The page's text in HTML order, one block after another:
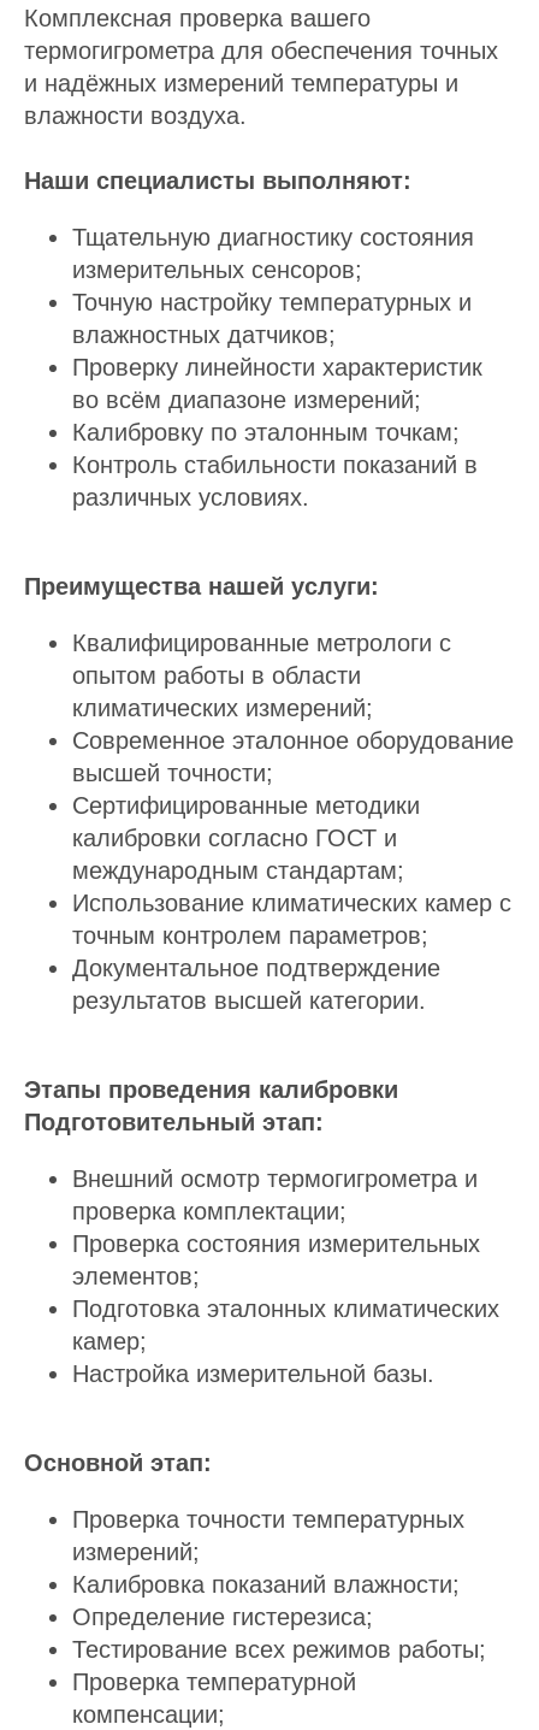
Комплексная проверка вашего
термогигрометра для обеспечения точных
и надёжных измерений температуры и
влажности воздуха.
Наши специалисты выполняют:
Тщательную диагностику состояния
измерительных сенсоров;
Точную настройку температурных и
влажностных датчиков;
Проверку линейности характеристик
во всём диапазоне измерений;
Калибровку по эталонным точкам;
Контроль стабильности показаний в
различных условиях.
Преимущества нашей услуги:
Квалифицированные метрологи с
опытом работы в области
климатических измерений;
Современное эталонное оборудование
высшей точности;
Сертифицированные методики
калибровки согласно ГОСТ и
международным стандартам;
Использование климатических камер с
точным контролем параметров;
Документальное подтверждение
результатов высшей категории.
Этапы проведения калибровки
Подготовительный этап:
Внешний осмотр термогигрометра и
проверка комплектации;
Проверка состояния измерительных
элементов;
Подготовка эталонных климатических
камер;
Настройка измерительной базы.
Основной этап:
Проверка точности температурных
измерений;
Калибровка показаний влажности;
Определение гистерезиса;
Тестирование всех режимов работы;
Проверка температурной
компенсации;